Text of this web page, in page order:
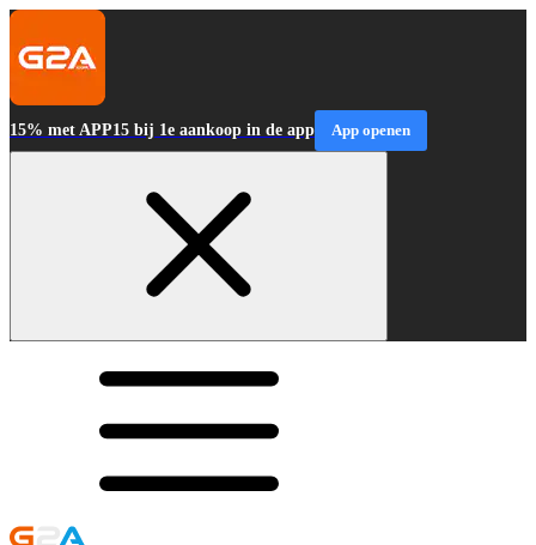
15% met APP15 bij 1e aankoop in de app App openen